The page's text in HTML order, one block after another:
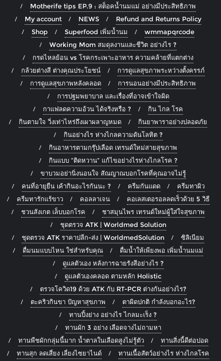
Motherife tips EP.9 : สต็อคน้ำนมแม่ อย่างมีประสิทธิภาพ
My account
NEWS
Refund and Returns Policy
Shop
Superfood เพิ่มน้ำนม
wmmapqrcode
Working Mom สมดุลงานและชีวิต อย่างไร ?
กรดไหลย้อน vs โรคกระเพาะอาหาร ความคล้ายที่แตกต่าง
กล้วยต่างสี ต่างคุณประโยชน์
การดูแลสุขภาพระหว่างตั้งครรภ์
การดูแลสุขภาพหลังคลอด
การนอนอย่างมีประสิทธิภาพ
การปฐมพยาบาล และเรื่องที่อาจเข้าใจผิด
กาแฟลดความอ้วน ได้จริงหรือ ?
กิน ไกล โรค
กินตามใจ วิ่งเท่าไหร่ถึงเผาผลาญหมด
กินยาพาราอย่างปลอดภัย
กินอย่างไร ห่างไกลความดันโลหิต ?
กินอาหารตามกรุ๊ปเลือด เทรนด์ใหม่สายสุขภาพ
กินแบบ “ติดหวาน” แก้ไขอย่างไรห่างไกลโรค ?
ขาบวมอย่านิ่งนอนใจ สัณญาณบอกโรคที่คุณอาจไม่รู้
คนที่อายุยืน เค้ากินอะไรกันนะ ?
ครีมกันแดด
ครีมทาผิว
ครีมทารักแร้ขาว
คอลลาเจน
คอเลสเตอรอลลดเร็วด้วย 5 วิธี
ชวนสังเกต เล็บบอกโรค
ชาสมุนไพร เทรนด์ใหม่ผู้ใส่ใจสุขภาพ
ชุดตรวจ ATK | Worldmed Solution
ชุดตรวจ ATK ราคาปลีก-ส่ง | WorldmedSolution
ซิลิเนียม
ดื่มนมแบบไหน ใช่สำหรับคุณ
ดื่มน้ำให้เพียงพอ เพิ่มน้ำนมแม่
ดูแลตัวเอง หลังการฉายรังสีอย่างไร ?
ดูแลตัวเองคลอด ตามหลัก Holistic
ตรวจโควิด19 ด้วย ATK กับ RT-PCR ต่างกันอย่างไร?
ตะคริวกินขา ปัญหาสุขภาพ
ตาผิดปกติ กำลังบอกอะไร?
ทานปิ้งย่าง อย่างไร ไกลมะเร็ง ?
ทานผัก 3 อย่าง เลือดจางไม่ถามหา
ทานพืชผักกลุ่มนี้มาก น้ำตาลในเลือดสูงไม่รู้ตัว
ทานสิ่งนี้ดีต่อปอด
ทานสุก ลดเสี่ยง เลี่ยงไซยาไนด์
ทานเนื้อสัตว์อย่างไร ห่างไกลโรค